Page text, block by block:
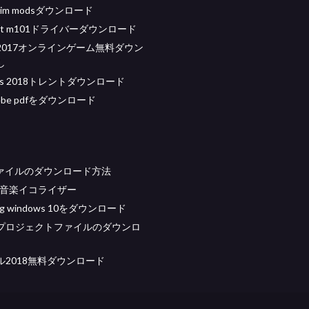
modsダウンロード
m101ドライバーダウンロード
オンラインゲーム無料ダウン
2018トレントダウンロード
pdfをダウンロード
イルのダウンロード方法
楽イコライザー
windows 10をダウンロード
ロジェクトファイルのダウンロ
2018無料ダウンロード